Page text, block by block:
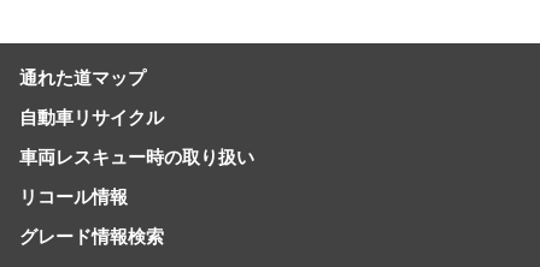
通れた道マップ
自動車リサイクル
車両レスキュー時の取り扱い
リコール情報
グレード情報検索